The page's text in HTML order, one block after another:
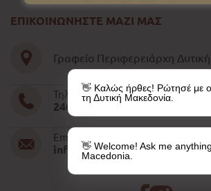
ΕΠΙΚΟΙΝΩΝΗΣΤΕ ΜΑΖΙ ΜΑΣ
Γραφείο Περιφερειάρχη
Τηλέφωνο
2461052610-11-15
Email
info@pdm.gov.gr
👋 Καλώς ήρθες! Ρώτησέ με
τη Δυτική Μακεδονία.
👋 Welcome! Ask me
Macedonia.